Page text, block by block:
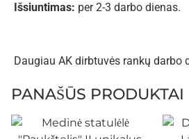
Išsiuntimas: per 2-3 darbo dienas.
Daugiau AK dirbtuvės rankų darbo
PANAŠŪS PRODUKTAI